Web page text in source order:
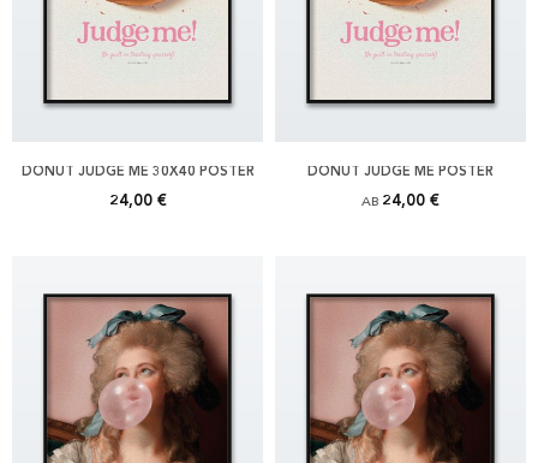
DONUT JUDGE ME 30X40 POSTER
24,00 €
DONUT JUDGE ME POSTER
AB 24,00 €